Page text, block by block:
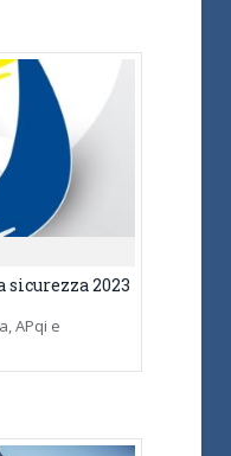
2023
APqi e